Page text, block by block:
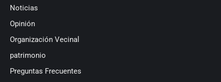
Noticias
Opinión
Organización Vecinal
patrimonio
Preguntas Frecuentes